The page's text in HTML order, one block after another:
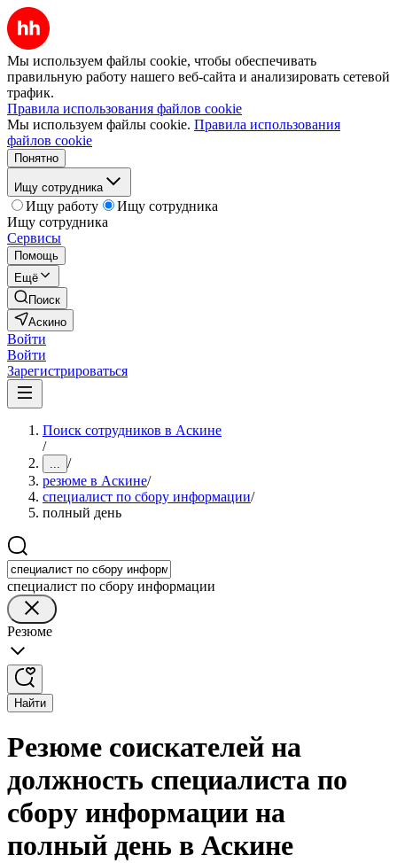
Мы используем файлы cookie, чтобы обеспечивать
правильную работу нашего веб-сайта и анализировать сетевой
трафик.
Правила использования файлов cookie
Мы используем файлы cookie. Правила использования
файлов cookie
Понятно
Ищу сотрудника
Ищу работу
Ищу сотрудника
Ищу сотрудника
Сервисы
Помощь
Ещё
Поиск
Аскино
Войти
Войти
Зарегистрироваться
Поиск сотрудников в Аскине
/
... /
резюме в Аскине/
специалист по сбору информации/
полный день
специалист по сбору информации
Резюме
Найти
Резюме соискателей на
должность специалиста по
сбору информации на
полный день в Аскине